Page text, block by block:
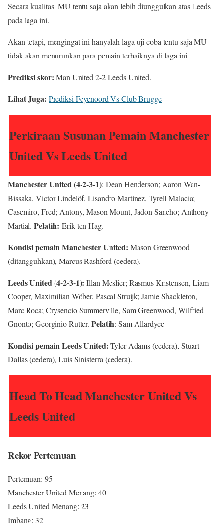
Secara kualitas, MU tentu saja akan lebih diunggulkan atas Leeds
pada laga ini.
Akan tetapi, mengingat ini hanyalah laga uji coba tentu saja MU
tidak akan menurunkan para pemain terbaiknya di laga ini.
Prediksi skor: Man United 2-2 Leeds United.
Lihat Juga: Prediksi Feyenoord Vs Club Brugge
Perkiraan Susunan Pemain Manchester
United Vs Leeds United
Manchester United (4-2-3-1): Dean Henderson; Aaron Wan-
Bissaka, Victor Lindelöf, Lisandro Martínez, Tyrell Malacia;
Casemiro, Fred; Antony, Mason Mount, Jadon Sancho; Anthony
Martial. Pelatih: Erik ten Hag.
Kondisi pemain Manchester United: Mason Greenwood
(ditangguhkan), Marcus Rashford (cedera).
Leeds United (4-2-3-1): Illan Meslier; Rasmus Kristensen, Liam
Cooper, Maximilian Wöber, Pascal Struijk; Jamie Shackleton,
Marc Roca; Crysencio Summerville, Sam Greenwood, Wilfried
Gnonto; Georginio Rutter. Pelatih: Sam Allardyce.
Kondisi pemain Leeds United: Tyler Adams (cedera), Stuart
Dallas (cedera), Luis Sinisterra (cedera).
Head To Head Manchester United Vs
Leeds United
Rekor Pertemuan
Pertemuan: 95
Manchester United Menang: 40
Leeds United Menang: 23
Imbang: 32